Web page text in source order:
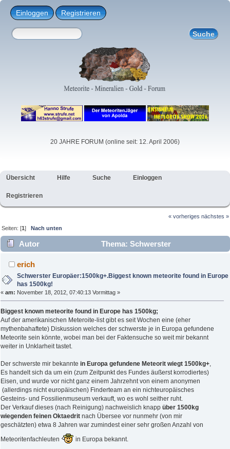
Einloggen Registrieren
20 JAHRE FORUM (online seit: 12. April 2006)
Übersicht Hilfe Suche Einloggen
Registrieren
« vorheriges nächstes »
Seiten: [1]Nach unten
Autor
Thema: Schwerster
Europäer:1500kg+.Biggest known meteorite found in Europe
has 1500kg! (Gelesen 3181 mal)
erich
Schwerster Europäer:1500kg+.Biggest known meteorite found in Europe
has 1500kg!
« am: November 18, 2012, 07:40:13 Vormittag »
Biggest known meteorite found in Europe has 1500kg;
Auf der amerikanischen Meteroite-list gibt es seit Wochen eine (eher
mythenbahaftete) Diskussion welches der schwerste je in Europa gefundene
Meteorite sein könnte, wobei man bei der Faktensuche so weit mir bekannt
weiter in Unklarheit tastet.
Der schwerste mir bekannte in Europa gefundene Meteorit wiegt 1500kg+,
Es handelt sich da um ein (zum Zeitpunkt des Fundes äußerst korrodiertes)
Eisen, und wurde vor nicht ganz einem Jahrzehnt von einem anonymen
(allerdings nicht europäischen) Finderteam an ein nichteuropäisches
Gesteins- und Fossilienmuseum verkauft, wo es wohl seither ruht.
Der Verkauf dieses (nach Reinigung) nachweislich knapp über 1500kg
wiegenden feinen Oktaedrit nach Übersee vor nunmehr (von mir
geschätzten) etwa 8 Jahren war zumindest einer sehr großen Anzahl von
Meteoritenfachleuten
in Europa bekannt.